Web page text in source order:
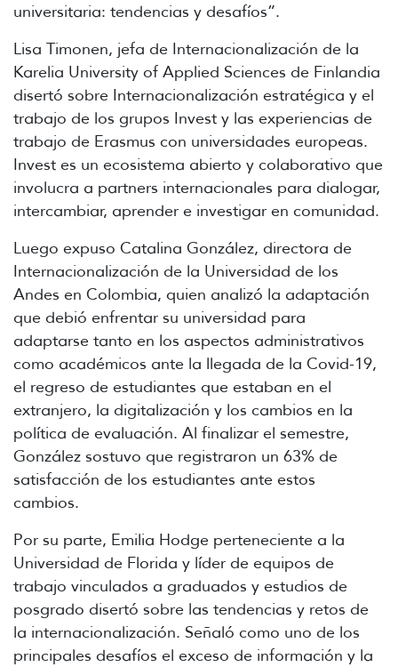
universitaria: tendencias y desafíos”.
Lisa Timonen, jefa de Internacionalización de la
Karelia University of Applied Sciences de Finlandia
disertó sobre Internacionalización estratégica y el
trabajo de los grupos Invest y las experiencias de
trabajo de Erasmus con universidades europeas.
Invest es un ecosistema abierto y colaborativo que
involucra a partners internacionales para dialogar,
intercambiar, aprender e investigar en comunidad.
Luego expuso Catalina González, directora de
Internacionalización de la Universidad de los
Andes en Colombia, quien analizó la adaptación
que debió enfrentar su universidad para
adaptarse tanto en los aspectos administrativos
como académicos ante la llegada de la Covid-19,
el regreso de estudiantes que estaban en el
extranjero, la digitalización y los cambios en la
política de evaluación. Al finalizar el semestre,
González sostuvo que registraron un 63% de
satisfacción de los estudiantes ante estos
cambios.
Por su parte, Emilia Hodge perteneciente a la
Universidad de Florida y líder de equipos de
trabajo vinculados a graduados y estudios de
posgrado disertó sobre las tendencias y retos de
la internacionalización. Señaló como uno de los
principales desafíos el exceso de información y la